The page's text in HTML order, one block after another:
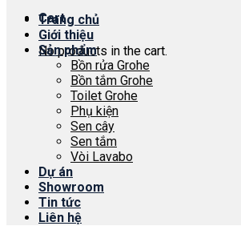
Cart
No products in the cart.
Trang chủ
Giới thiệu
Sản phẩm
Bồn rửa Grohe
Bồn tắm Grohe
Toilet Grohe
Phụ kiện
Sen cây
Sen tắm
Vòi Lavabo
Dự án
Showroom
Tin tức
Liên hệ